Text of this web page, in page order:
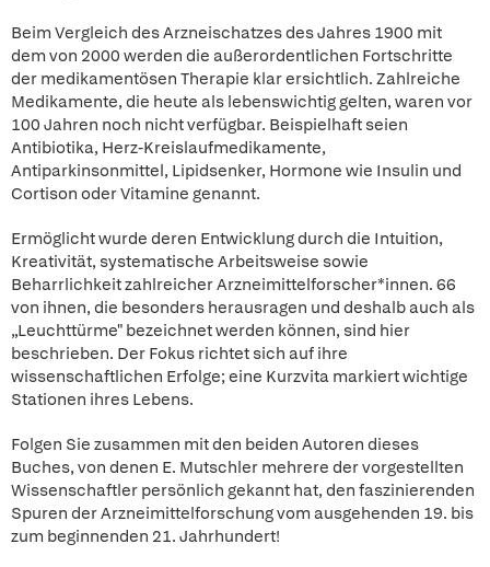
Beim Vergleich des Arzneischatzes des Jahres 1900 mit
dem von 2000 werden die außerordentlichen Fortschritte
der medikamentösen Therapie klar ersichtlich. Zahlreiche
Medikamente, die heute als lebenswichtig gelten, waren vor
100 Jahren noch nicht verfügbar. Beispielhaft seien
Antibiotika, Herz-Kreislaufmedikamente,
Antiparkinsonmittel, Lipidsenker, Hormone wie Insulin und
Cortison oder Vitamine genannt.
Ermöglicht wurde deren Entwicklung durch die Intuition,
Kreativität, systematische Arbeitsweise sowie
Beharrlichkeit zahlreicher Arzneimittelforscher*innen. 66
von ihnen, die besonders herausragen und deshalb auch als
„Leuchttürme" bezeichnet werden können, sind hier
beschrieben. Der Fokus richtet sich auf ihre
wissenschaftlichen Erfolge; eine Kurzvita markiert wichtige
Stationen ihres Lebens.
Folgen Sie zusammen mit den beiden Autoren dieses
Buches, von denen E. Mutschler mehrere der vorgestellten
Wissenschaftler persönlich gekannt hat, den faszinierenden
Spuren der Arzneimittelforschung vom ausgehenden 19. bis
zum beginnenden 21. Jahrhundert!